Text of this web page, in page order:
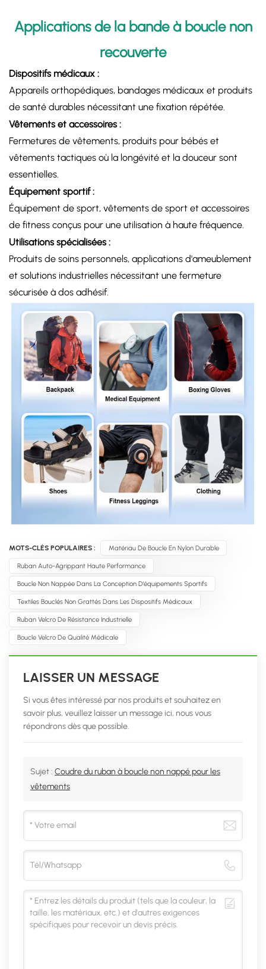
Applications de la bande à boucle non
recouverte
Dispositifs médicaux :
Appareils orthopédiques, bandages médicaux et produits
de santé durables nécessitant une fixation répétée.
Vêtements et accessoires :​​
Fermetures de vêtements, produits pour bébés et
vêtements tactiques où la longévité et la douceur sont
essentielles.
Équipement sportif :
Équipement de sport, vêtements de sport et accessoires
de fitness conçus pour une utilisation à haute fréquence.
Utilisations spécialisées :
Produits de soins personnels, applications d'ameublement
et solutions industrielles nécessitant une fermeture
sécurisée à dos adhésif.
MOTS-CLÉS POPULAIRES : Matériau De Boucle En Nylon Durable
Ruban Auto-Agrippant Haute Performance
Boucle Non Nappée Dans La Conception D'équipements Sportifs
Textiles Bouclés Non Grattés Dans Les Dispositifs Médicaux
Ruban Velcro De Résistance Industrielle
Boucle Velcro De Qualité Médicale
LAISSER UN MESSAGE
Si vous êtes intéressé par nos produits et souhaitez en
savoir plus, veuillez laisser un message ici, nous vous
répondrons dès que possible.
Sujet : Coudre du ruban à boucle non nappé pour les
vêtements